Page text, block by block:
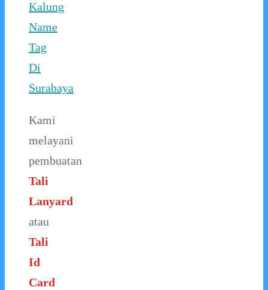
Kalung
Name
Tag
Di
Surabaya
Kami
melayani
pembuatan
Tali
Lanyard
atau
Tali
Id
Card